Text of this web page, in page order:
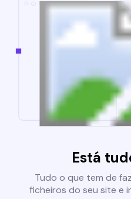
Está
Tudo o que tem de
ficheiros do seu site e